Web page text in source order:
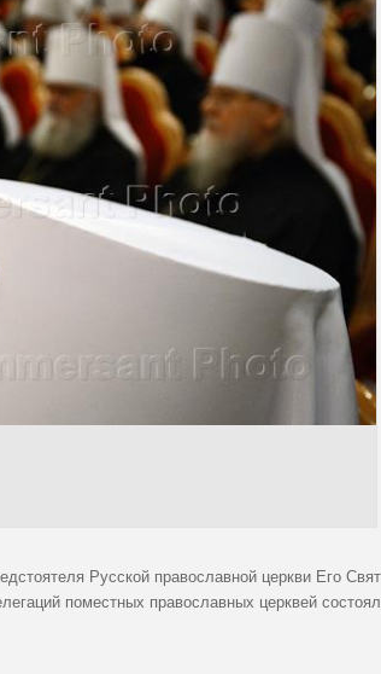
Русской православной церкви Его
поместных православных церквей